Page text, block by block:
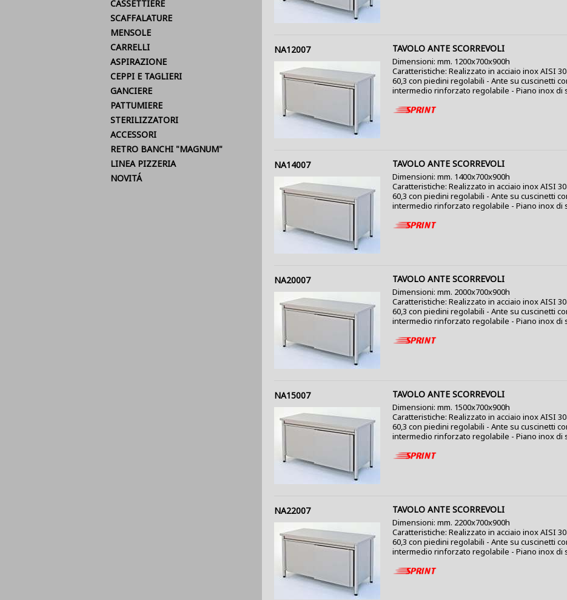
NA12007 TAVOLO ANTE SCORREVOLI
Dimensioni: mm. 1200x700x900h
Caratteristiche: Realizzato in acciaio inox AISI
60,3 con piedini regolabili - Ante su cuscinetti
intermedio rinforzato regolabile - Piano inox di
NA14007 TAVOLO ANTE SCORREVOLI
Dimensioni: mm. 1400x700x900h
Caratteristiche: Realizzato in acciaio inox AISI
60,3 con piedini regolabili - Ante su cuscinetti
intermedio rinforzato regolabile - Piano inox di
NA20007 TAVOLO ANTE SCORREVOLI
Dimensioni: mm. 2000x700x900h
Caratteristiche: Realizzato in acciaio inox AISI
60,3 con piedini regolabili - Ante su cuscinetti
intermedio rinforzato regolabile - Piano inox di
NA15007 TAVOLO ANTE SCORREVOLI
Dimensioni: mm. 1500x700x900h
Caratteristiche: Realizzato in acciaio inox AISI
60,3 con piedini regolabili - Ante su cuscinetti
intermedio rinforzato regolabile - Piano inox di
NA22007 TAVOLO ANTE SCORREVOLI
Dimensioni: mm. 2200x700x900h
Caratteristiche: Realizzato in acciaio inox AISI
60,3 con piedini regolabili - Ante su cuscinetti
intermedio rinforzato regolabile - Piano inox di
CASSETTIERE
SCAFFALATURE
MENSOLE
CARRELLI
ASPIRAZIONE
CEPPI E TAGLIERI
GANCIERE
PATTUMIERE
STERILIZZATORI
ACCESSORI
RETRO BANCHI "MAGNUM"
LINEA PIZZERIA
NOVITÁ